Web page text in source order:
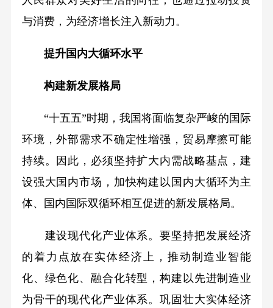
与消费，为经济增长注入新动力。
提升国内大循环水平
构建新发展格局
“十五五”时期，我国将面临复杂严峻的国际
环境，外部需求不确定性增强，贸易摩擦可能
持续。因此，必须坚持扩大内需战略基点，建
设强大国内市场，加快构建以国内大循环为主
体、国内国际双循环相互促进的新发展格局。
建设现代化产业体系。要坚持把发展经济
的着力点放在实体经济上，推动制造业智能
化、绿色化、融合化转型，构建以先进制造业
为骨干的现代化产业体系。巩固壮大实体经济